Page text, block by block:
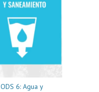
ODS 6: Agua y